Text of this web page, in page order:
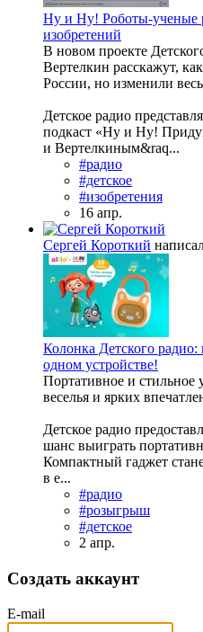
Ну и Ну! Роботы-ученые
изобретений
В новом проекте
Вертелкин расскажут,
России, но изменили
Детское радио
подкаст «Ну и Ну!
и Вертелкиным&raq...
#радио
#детское
#изобретения
16 апр.
Сергей Короткий
Колонка Детского
одном устройстве!
Портативное и стильное
веселья и ярких
Детское радио
шанс выиграть
Компактный гаджет
в е...
#радио
#розыгрыш
#детское
2 апр.
Создать аккаунт
E-mail